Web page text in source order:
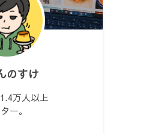
のすけ
万人以上
ー。